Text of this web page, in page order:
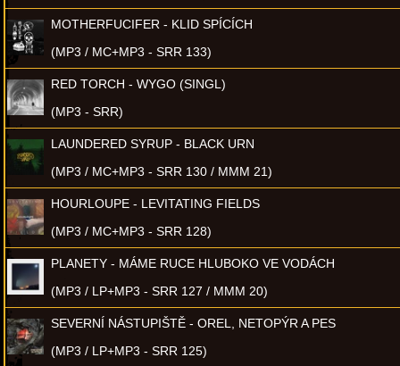
MOTHERFUCIFER - KLID SPÍCÍCH
(MP3 / MC+MP3 - SRR 133)
RED TORCH - WYGO (SINGL)
(MP3 - SRR)
LAUNDERED SYRUP - BLACK URN
(MP3 / MC+MP3 - SRR 130 / MMM 21)
HOURLOUPE - LEVITATING FIELDS
(MP3 / MC+MP3 - SRR 128)
PLANETY - MÁME RUCE HLUBOKO VE VODÁCH
(MP3 / LP+MP3 - SRR 127 / MMM 20)
SEVERNÍ NÁSTUPIŠTĚ - OREL, NETOPÝR A PES
(MP3 / LP+MP3 - SRR 125)